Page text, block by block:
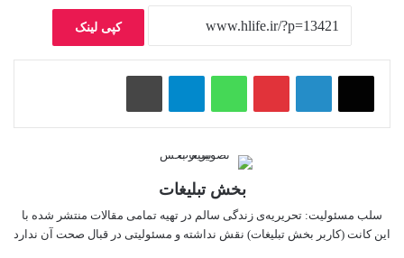
کپی لینک
پینتریستواتس آپ تلگرام چاپ
بخش تبلیغات
سلب‌ مسئولیت: تحریریه‌ی زندگی سالم در تهیه‌ تمامی مقالات منتشر شده با
این کانت (کاربر بخش تبلیغات) نقش نداشته و مسئولیتی در قبال صحت آن ندارد